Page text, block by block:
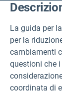
La guida per
per la
cambiamenti
questioni che
coordinata di